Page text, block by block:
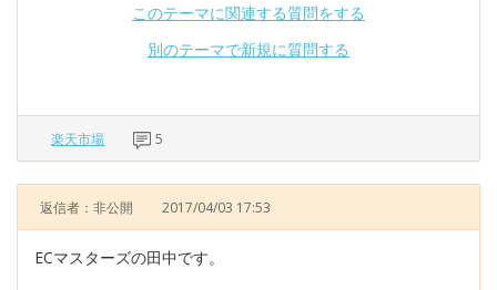
このテーマに関連する質問をする
別のテーマで新規に質問する
楽天市場 5
返信者：非公開 2017/04/03 17:53
ECマスターズの田中です。